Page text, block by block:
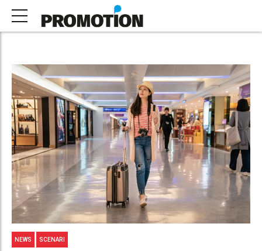
NEWS SCENARI